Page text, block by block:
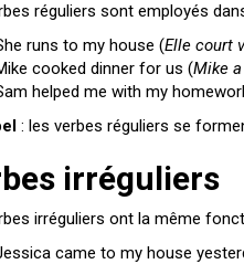
réguliers sont employés
runs to my house (Elle court
cooked dinner for us (Mike
helped me with my
: les verbes réguliers se
irréguliers
irréguliers ont la même
came to my house